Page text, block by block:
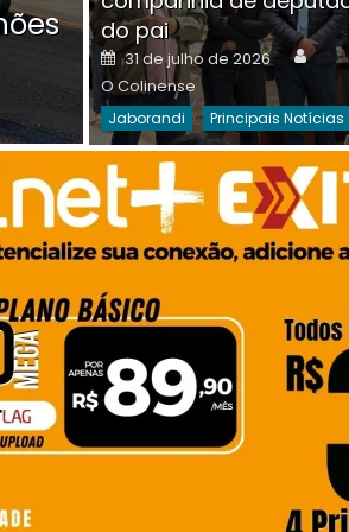
on
30 de julho de 2026 O
Destaques Da Semana
do pai
Posted
on
31 de julho de 2026
O Colinense
Jaborandi Principais Notícias